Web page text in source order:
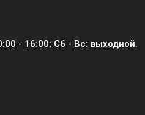
- 16:00; Сб - Вс: выходной.